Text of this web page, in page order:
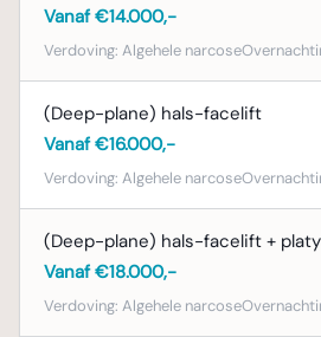
Vanaf €14.000,-
Verdoving: Algehele narcose
(Deep-plane) hals-facelift
Vanaf €16.000,-
Verdoving: Algehele narcose
(Deep-plane) hals-facelift +
Vanaf €18.000,-
Verdoving: Algehele narcose